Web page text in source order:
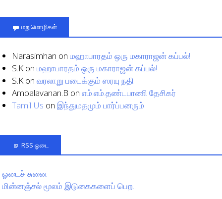
மறுமொழிகள்
Narasimhan on மஹாபாரதம் ஒரு மகாராஜன் கப்பல்!
S.K on மஹாபாரதம் ஒரு மகாராஜன் கப்பல்!
S.K on வரலாறு படைக்கும் ஸரயு நதி
Ambalavanan.B on எம்.எம்.தண்டபாணி தேசிகர்
Tamil Us on இந்துமதமும் பார்ப்பனரும்
RSS ஓடை
ஓடைச் சுனை
மின்னஞ்சல் மூலம் இடுகைகளைப் பெற..